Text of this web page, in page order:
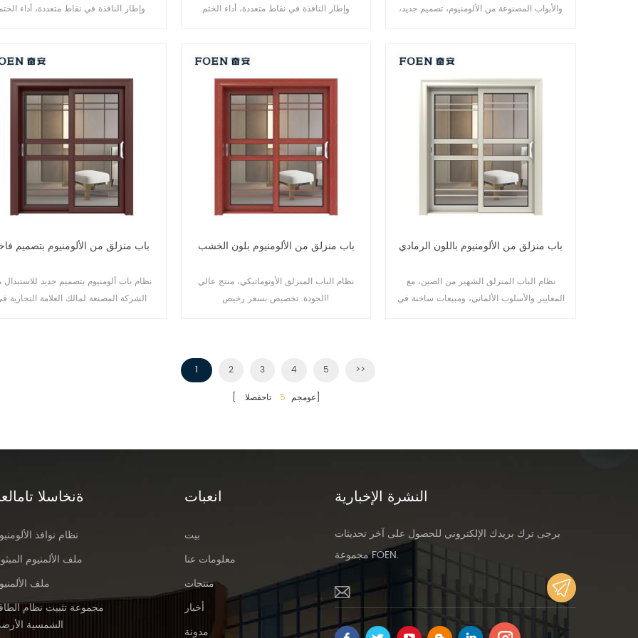
وإطار النافذة في نقاط متعددة، أداء
وإطار النافذة في نقاط متعددة، أداء الختم
والأبواب المصنوعة من الألومنيوم، تصميم جديد،
باب منزلق من الألومنيوم بتصميم
نظام باب ألومنيوم بتصميم جديد
الشركة المصنعة لمالك العلامة التجارية
باب منزلق من الألومنيوم بلون الخشب
نظام الباب المنزلق الأوتوماتيكي، منتج عالي
الجودة. تخصيص بسعر رخيص!
باب منزلق من الألومنيوم باللون الرمادي
نظام الباب المنزلق الشهير من الصين، مع
المعايير والأسلوب الألماني، ومبيعات ساخنة في
1 2 3 4 5 >>
[ عومجم 5
ةنخاسلا
نظام نوافذ
ملف الألمنيوم
ملف
مجموعة تثبيت نظام
الشمسية
انعبات
بيت
معلومات عنا
منتجات
أخبار
مدونة
النشرة الإخبارية
يرجى ترك بريدك الإلكتروني للحصول على آخر تحديثات
مجموعة FOEN.